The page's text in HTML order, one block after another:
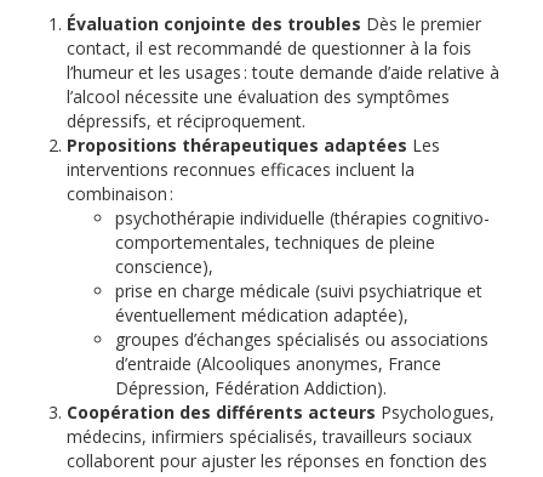
Évaluation conjointe des troubles Dès le premier
contact, il est recommandé de questionner à la fois
l’humeur et les usages : toute demande d’aide relative à
l’alcool nécessite une évaluation des symptômes
dépressifs, et réciproquement.
Propositions thérapeutiques adaptées Les
interventions reconnues efficaces incluent la
combinaison :
psychothérapie individuelle (thérapies cognitivo-
comportementales, techniques de pleine
conscience),
prise en charge médicale (suivi psychiatrique et
éventuellement médication adaptée),
groupes d’échanges spécialisés ou associations
d’entraide (Alcooliques anonymes, France
Dépression, Fédération Addiction).
Coopération des différents acteurs Psychologues,
médecins, infirmiers spécialisés, travailleurs sociaux
collaborent pour ajuster les réponses en fonction des